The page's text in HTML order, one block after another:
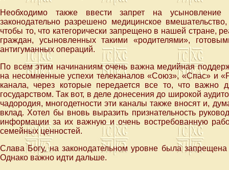
Необходимо также ввести запрет на усыновление
законодательно разрешено медицинское
чтобы то, что категорически запрещено в нашей стране,
граждан, усыновленных такими «родителями»,
антигуманных операций.
По всем этим начинаниям очень важна медийная
на несомненные успехи телеканалов «Союз», «Спас» и
канала, через которые передается все то, что
государством. Так вот, в деле донесения до широкой
чадородия, многодетности эти каналы также вносят и,
вклад. Хотел бы вновь выразить признательность
информации за их важную и очень востребованную
семейных ценностей.
Слава Богу, на законодательном уровне была
Однако важно идти дальше.